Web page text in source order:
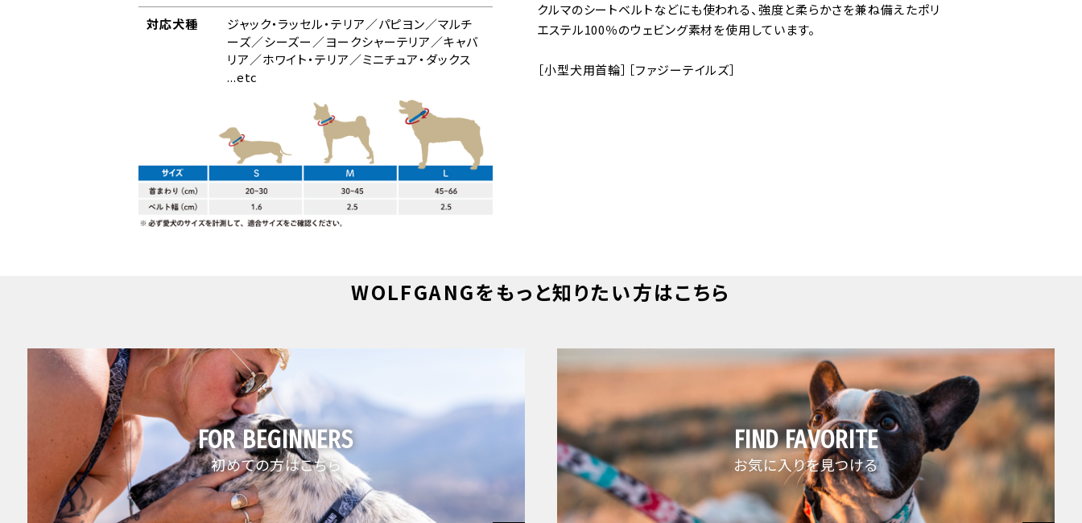
対応犬種
ジャック・ラッセル・テリア／パピヨン／マルチ
ーズ／シーズー／ヨークシャーテリア／キャバ
リア／ホワイト・テリア／ミニチュア・ダックス
...etc
クルマのシートベルトなどにも使われる、強度と柔らかさを兼ね備えたポリ
エステル100％のウェビング素材を使用しています。
［小型犬用首輪］［ファジーテイルズ］
WOLFGANGをもっと知りたい方はこちら
FOR BEGINNERS
初めての方はこちら
FIND FAVORITE
お気に入りを見つける